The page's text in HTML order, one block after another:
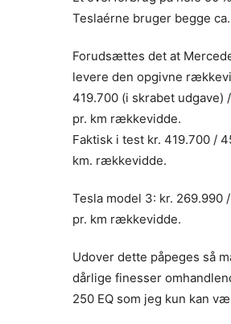
Teslaérne bruger begge
Forudsættes det at
levere den opgivne
419.700 (i skrabet udgave)
pr. km rækkevidde.
Faktisk i test kr. 419.700 /
km. rækkevidde.
Tesla model 3: kr. 269.990
pr. km rækkevidde.
Udover dette påpeges så
dårlige finesser
250 EQ som jeg kun kan